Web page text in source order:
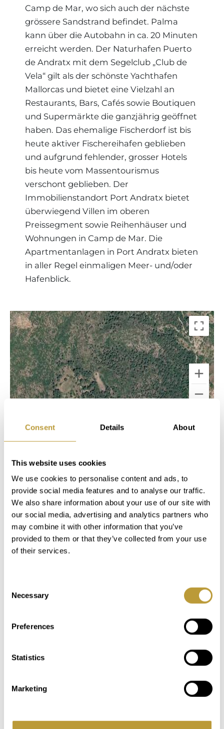
Consent Details About
This website uses cookies
We use cookies to personalise content and ads, to
provide social media features and to analyse our traffic.
We also share information about your use of our site with
our social media, advertising and analytics partners who
may combine it with other information that you’ve
provided to them or that they’ve collected from your use
of their services.
Selection
Necessary
Preferences
Statistics
Marketing
Camp de Mar, wo sich auch der nächste
grössere Sandstrand befindet. Palma
kann über die Autobahn in ca. 20 Minuten
erreicht werden. Der Naturhafen Puerto
de Andratx mit dem Segelclub „Club de
Vela“ gilt als der schönste Yachthafen
Mallorcas und bietet eine Vielzahl an
Restaurants, Bars, Cafés sowie Boutiquen
und Supermärkte die ganzjährig geöffnet
haben. Das ehemalige Fischerdorf ist bis
heute aktiver Fischereihafen geblieben
und aufgrund fehlender, grosser Hotels
bis heute vom Massentourismus
verschont geblieben. Der
Immobilienstandort Port Andratx bietet
überwiegend Villen im oberen
Preissegment sowie Reihenhäuser und
Wohnungen in Camp de Mar. Die
Apartmentanlagen in Port Andratx bieten
in aller Regel einmaligen Meer- und/oder
Hafenblick.
NOTIZ ERSTELLEN
In unserem Servicebereich "My Luxury
Estates" stehen Ihnen nach der kurzen
Registrierung auf unserer Website sofort
zusätzliche Informationen und Funktionen
zur Verfügung.
Das könnte Sie auch
interessieren